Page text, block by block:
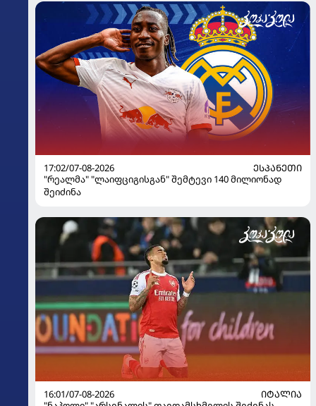
17:02/07-08-2026
ᲔᲡᲞᲐᲜᲔᲗᲘ
"რეალმა" "ლაიფციგისგან" შემტევი 140 მილიონად
შეიძინა
16:01/07-08-2026
ᲘᲢᲐᲚᲘᲐ